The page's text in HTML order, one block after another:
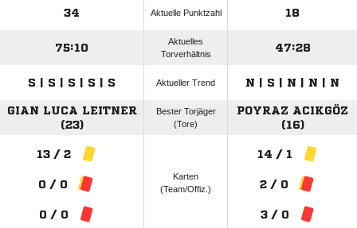
34 Aktuelle Punktzahl 18
75:10
Aktuelles
Torverhältnis
47:28
S | S | S | S | S Aktueller Trend N | S | N | N | N
GIAN LUCA LEITNER
(23)
Bester Torjäger
(Tore)
POYRAZ ACIKGÖZ
(16)
13 / 2
0 / 0
0 / 0
Karten
(Team/Offiz.)
14 / 1
2 / 0
3 / 0